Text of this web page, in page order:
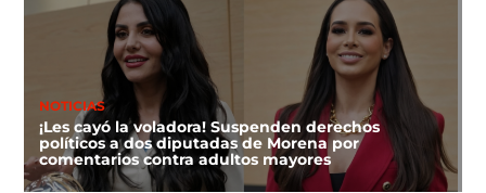
NOTICIAS
¡Les cayó la voladora! Suspenden derechos
políticos a dos diputadas de Morena por
comentarios contra adultos mayores